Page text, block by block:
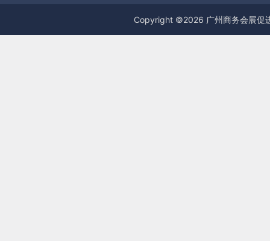
Copyright ©2026 广州商务会展